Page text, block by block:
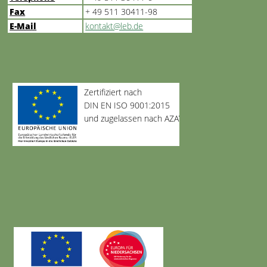
Fax
+ 49 511 30411-98
E-Mail
kontakt@leb.de
Zertifiziert nach
DIN EN ISO 9001:2015
und zugelassen nach AZAV